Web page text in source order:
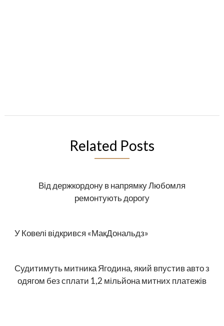
Related Posts
Від держкордону в напрямку Любомля
ремонтують дорогу
У Ковелі відкрився «МакДональдз»
Судитимуть митника Ягодина, який впустив авто з
одягом без сплати 1,2 мільйона митних платежів